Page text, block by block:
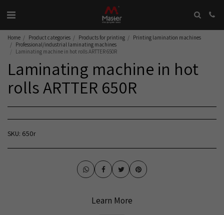
Home Product categories Products for printing
Printing lamination machines
Professional/industrial laminating machines
Laminating machine in hot rolls ARTTER 650R
Laminating machine in hot
rolls ARTTER 650R
SKU: 650r
Learn More